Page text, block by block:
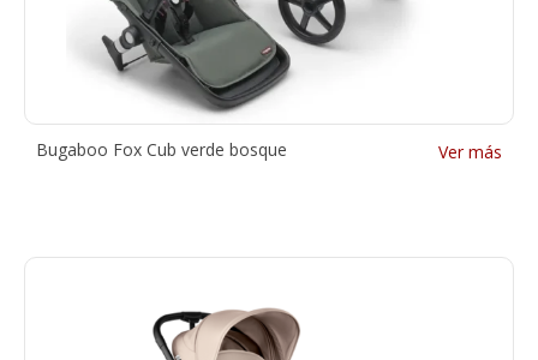
Bugaboo Fox Cub verde bosque Ver más